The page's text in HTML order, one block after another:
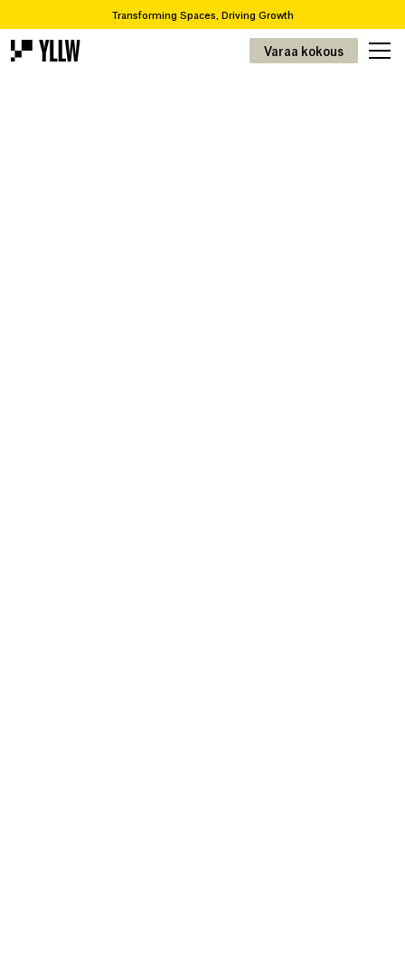
Transforming Spaces, Driving Growth
Toimistotilojen tilausratkaisut, alkaen 4,9 €/m 2
Oletteko muuttamassa tai remontoimassa? Me hoidamme projektinne alusta
Varaa kokous